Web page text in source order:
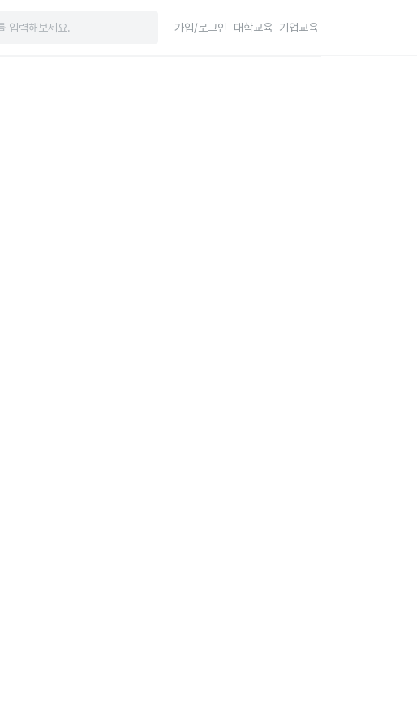
가입/로그인 대학교육 기업교육